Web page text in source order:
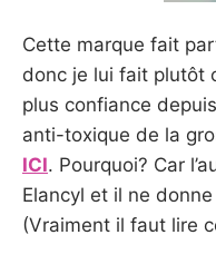
Cette marque fait
donc je lui fait plutôt
plus confiance
anti-toxique de la
ICI. Pourquoi? Car
Elancyl et il ne
(Vraiment il faut lire